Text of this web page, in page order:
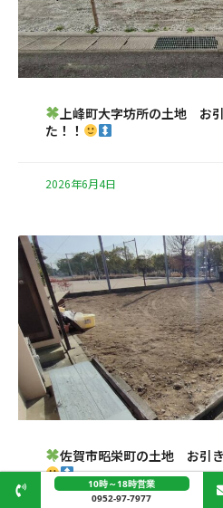
上峰町大字坊所の土地 お
た！！
2026年6月4日
佐賀市昭栄町の土地 お引
10時～18時営業
0952-97-7977